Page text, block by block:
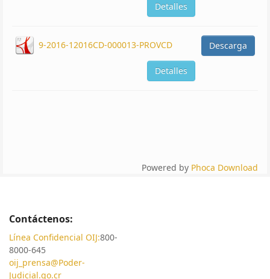
Detalles
9-2016-12016CD-000013-PROVCD Descarga
Detalles
Powered by Phoca Download
Contáctenos:
Línea Confidencial OIJ:800-
8000-645
oij_prensa@Poder-
Judicial.go.cr